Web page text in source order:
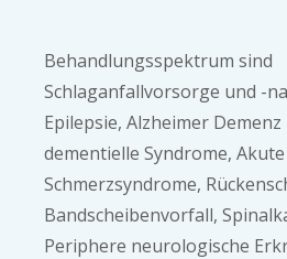
Behandlungsspektrum sind
Schlaganfallvorsorge und -
Epilepsie, Alzheimer
dementielle Syndrome,
Schmerzsyndrome,
Bandscheibenvorfall,
Periphere neurologische